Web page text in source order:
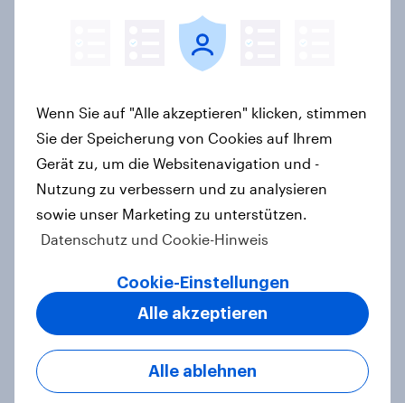
Komfort erwarten deutsche
Campingurlauber
Zu gute Werbung? Wie Deutsche im
Jahr 2026 personalisierte Werbung
wahrnehmen
Report
Debt, Savings & Investment Report
2026 – Deutschland
Report
Wenn Sie auf "Alle akzeptieren" klicken, stimmen
Sie der Speicherung von Cookies auf Ihrem
Gerät zu, um die Websitenavigation und -
Nutzung zu verbessern und zu analysieren
sowie unser Marketing zu unterstützen.
Datenschutz und Cookie-Hinweis
Cookie-Einstellungen
Alle ablehnen
Alle akzeptieren